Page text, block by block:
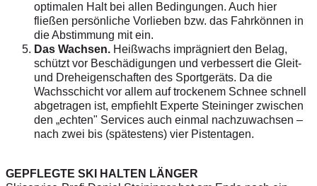
optimalen Halt bei allen Bedingungen. Auch hier
fließen persönliche Vorlieben bzw. das Fahrkönnen in
die Abstimmung mit ein.
Das Wachsen. Heißwachs imprägniert den Belag,
schützt vor Beschädigungen und verbessert die Gleit-
und Dreheigenschaften des Sportgeräts. Da die
Wachsschicht vor allem auf trockenem Schnee schnell
abgetragen ist, empfiehlt Experte Steininger zwischen
den „echten" Services auch einmal nachzuwachsen –
nach zwei bis (spätestens) vier Pistentagen.
GEPFLEGTE SKI HALTEN LÄNGER